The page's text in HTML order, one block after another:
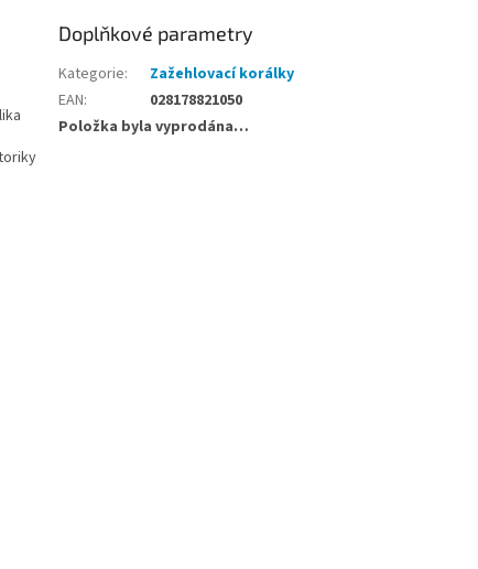
Doplňkové parametry
Kategorie:
Zažehlovací korálky
EAN:
028178821050
Položka byla vyprodána…